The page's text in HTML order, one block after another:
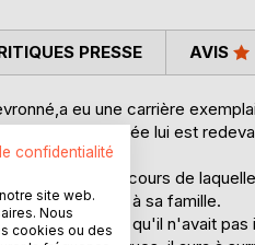
eu une carrière
oublié que l' Armée lui est
aventure au cours de
meilleure vie à sa famille.
vers un destin qu'il n'avait pas
PRESSE AVIS
confidentialité
site web.
Nous
cookies ou des